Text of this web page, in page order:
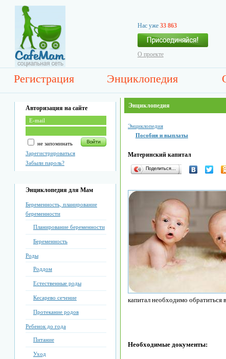
Нас уже 33 863
О проекте
Регистрация Энциклопедия
Авторизация на сайте
не запоминать
Зарегистрироваться
Забыли пароль?
Энциклопедия для Мам
Беременность, планирование
беременности
Планирование беременности
Беременность
Роды
Роддом
Естественные роды
Кесарево сечение
Протекание родов
Ребенок до года
Питание
Уход
Энциклопедия
Энциклопедия
Пособия и выплаты
Материнский капитал
Поделиться…
капитал необходимо
Необходимые документы: